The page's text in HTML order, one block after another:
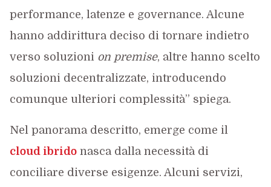
performance, latenze e governance. Alcune
hanno addirittura deciso di tornare indietro
verso soluzioni on premise, altre hanno scelto
soluzioni decentralizzate, introducendo
comunque ulteriori complessità” spiega.
Nel panorama descritto, emerge come il
cloud ibridonasca dalla necessità di
conciliare diverse esigenze. Alcuni servizi,